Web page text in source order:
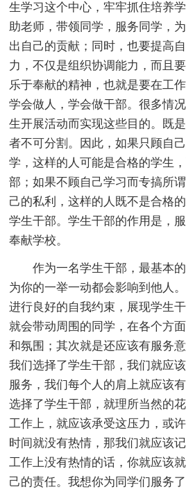
生学习这个中心，牢牢抓住培养
助老师，带领同学，服务同学，
出自己的贡献；同时，也要提高
力，不仅是组织协调能力，而且
乐于奉献的精神，也就是要在工
学会做人，学会做干部。很多情
生开展活动而实现这些目的。既
者不可分割。因此，如果只顾自
学，这样的人可能是合格的学生
部；如果不顾自己学习而专搞所
己的私利，这样的人既不是合格
学生干部。学生干部的作用是，
奉献学校。
作为一名学生干部，最基本
为你的一举一动都会影响到他人
进行良好的自我约束，展现学生
就会带动周围的同学，在各个方
和氛围；其次就是还应该有服务
我们选择了学生干部，我们就应
服务，我们每个人的肩上就应该
选择了学生干部，就理所当然的
工作上，就应该承受这压力，或
时间就没有热情，那我们就应该
工作上没有热情的话，你就应该
己的责任。我想你为同学们服务